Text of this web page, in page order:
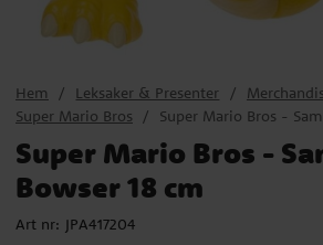
Hem Leksaker & Presenter
Super Mario Bros
Super Mario Bros -
Super Mario Bros -
Bowser 18 cm
Art nr: JPA417204